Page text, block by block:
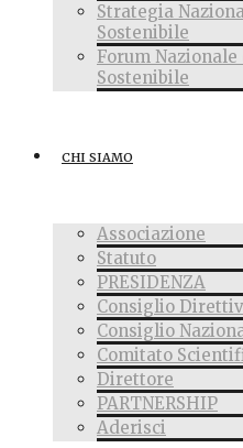
Strategia
Sostenibile
Forum
Sostenibile
CHI SIAMO
Associazione
Statuto
PRESIDENZA
Consiglio
Consiglio
Comitato
Direttore
PARTNERSHIP
Aderisci